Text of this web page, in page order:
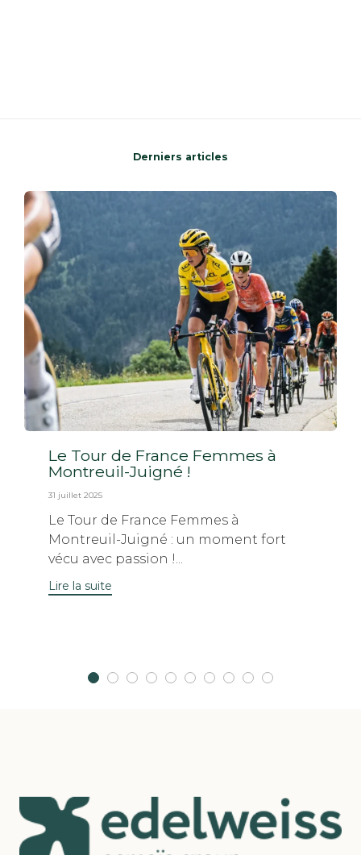
Derniers articles
Le Tour de France Femmes à
Montreuil-Juigné !
31 juillet 2025
Le Tour de France Femmes à
Montreuil-Juigné : un moment fort
vécu avec passion !...
Lire la suite